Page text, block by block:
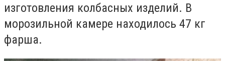
изготовления колбасных изделий. В
морозильной камере находилось 47 кг
фарша.